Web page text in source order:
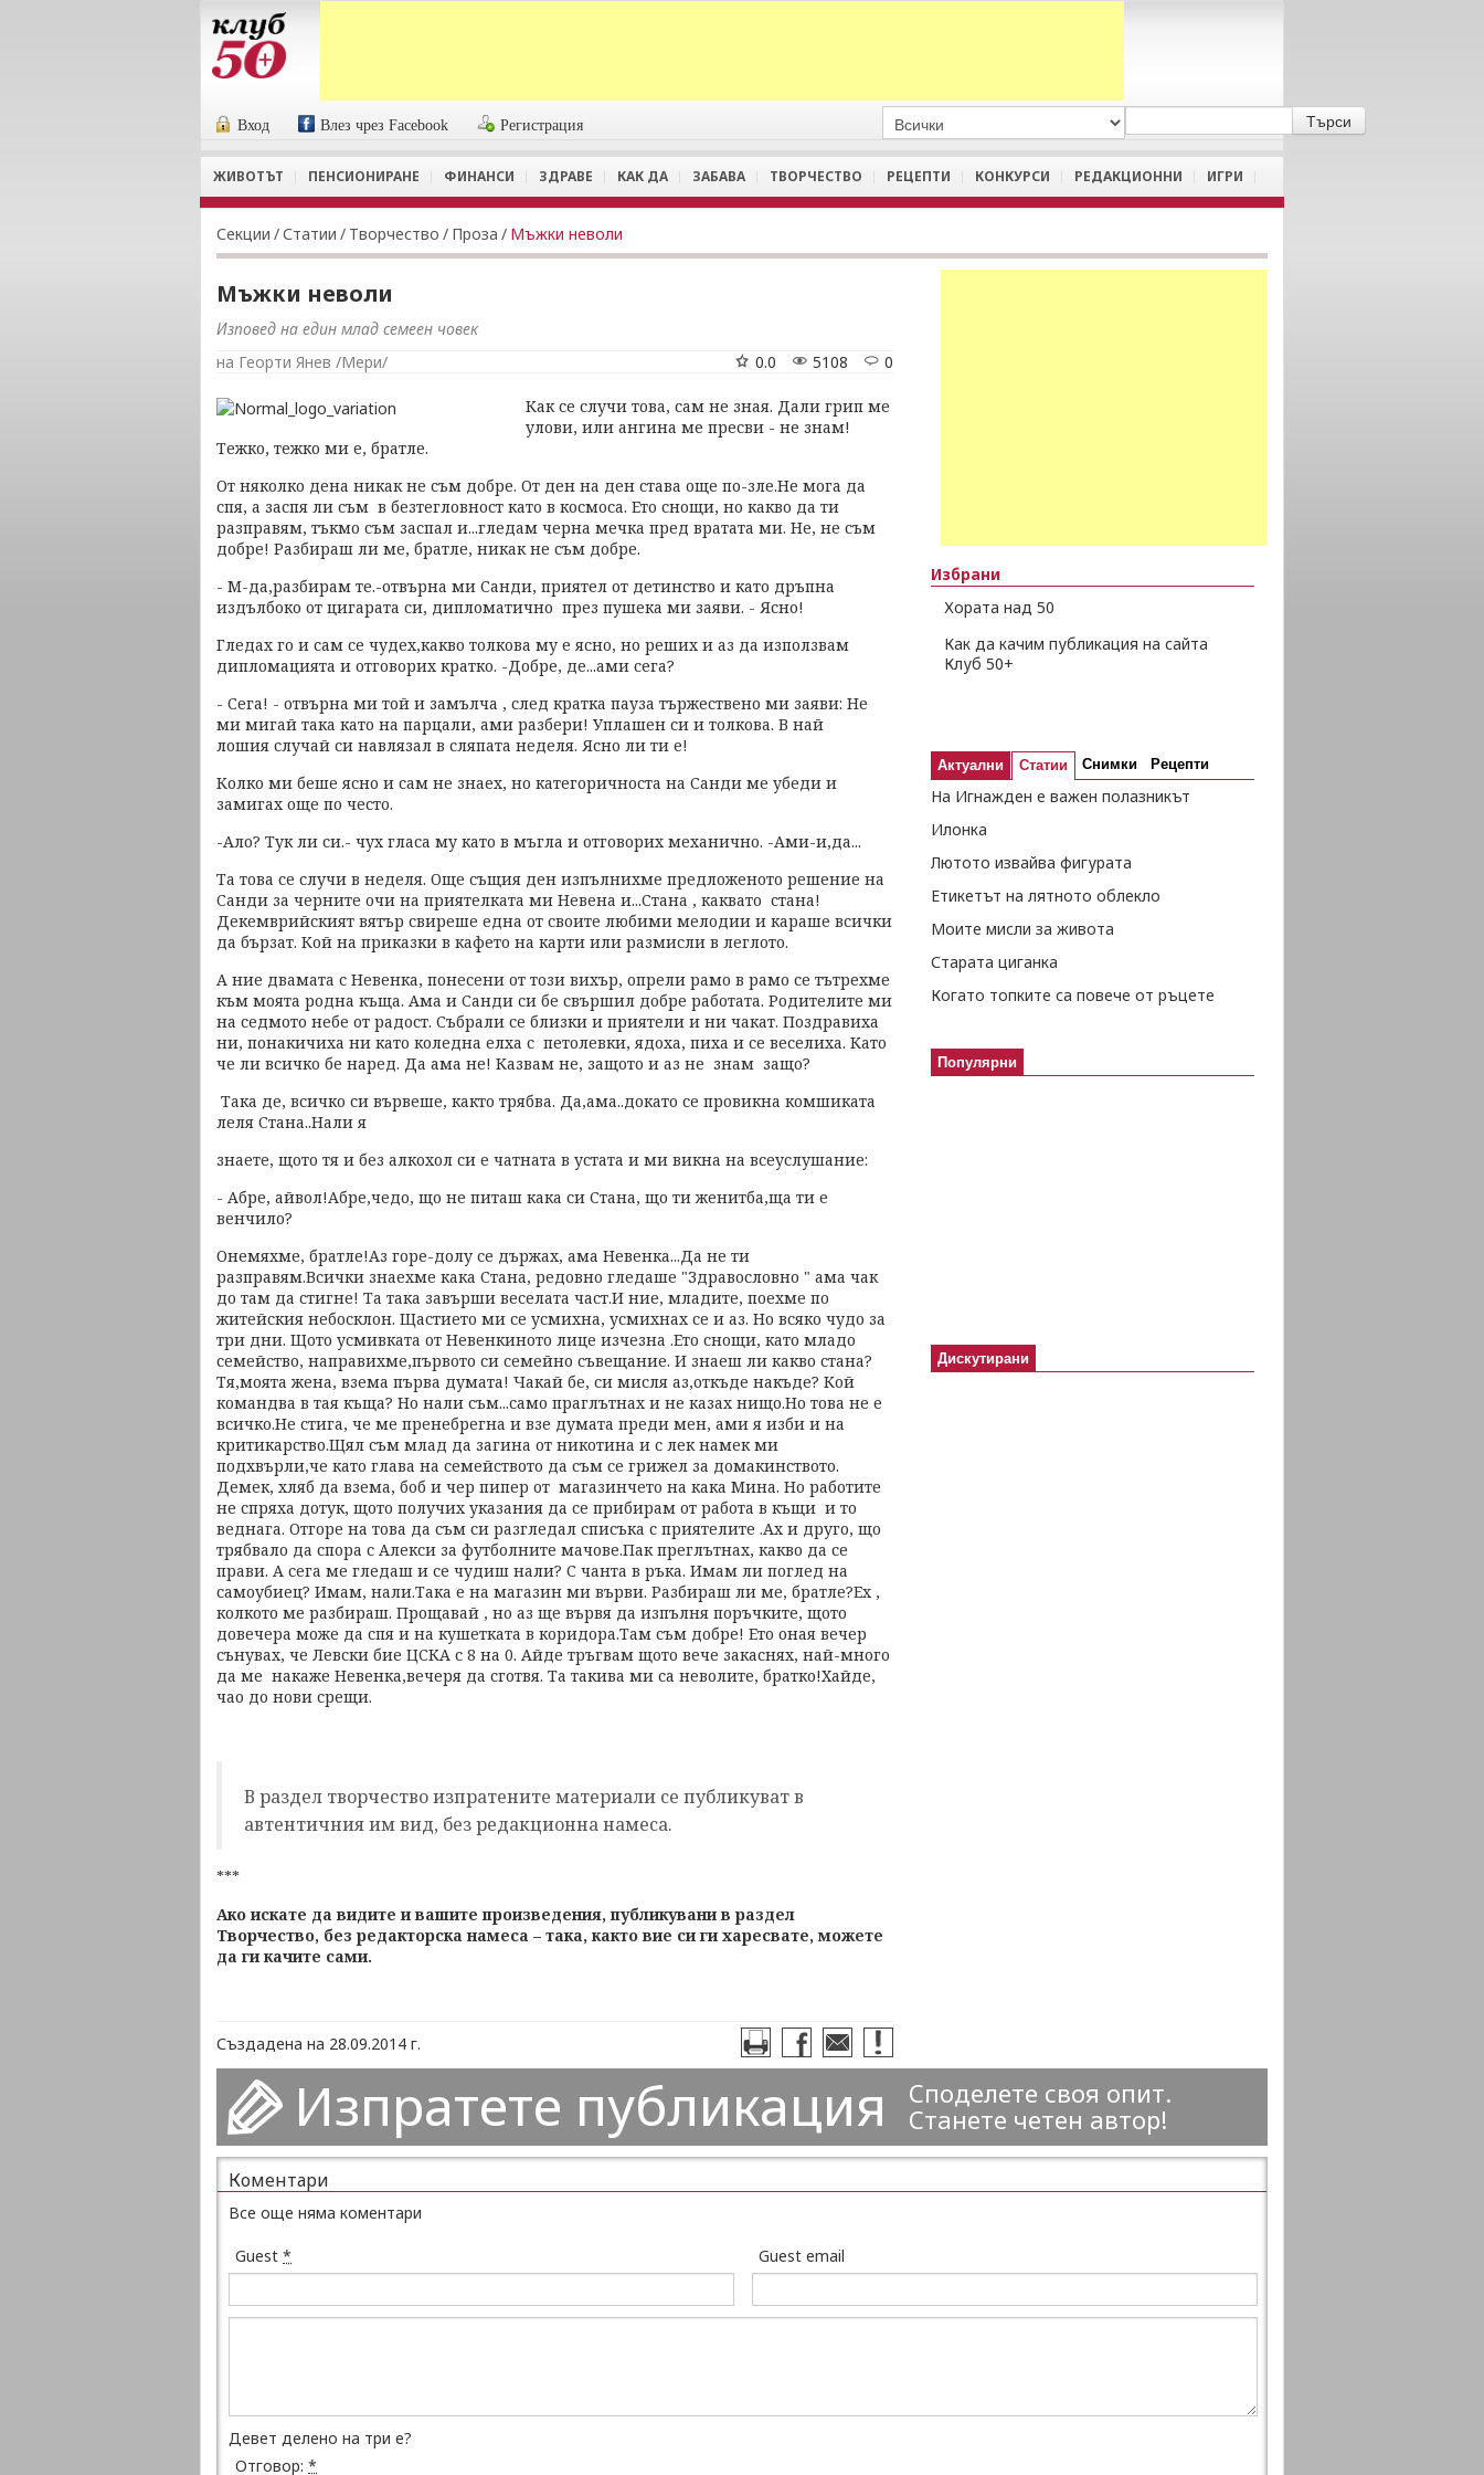
Вход Влез чрез Facebook Регистрация
ЖИВОТЪТ ПЕНСИОНИРАНЕ ФИНАНСИ ЗДРАВЕ КАК ДА ЗАБАВА ТВОРЧЕСТВО РЕЦЕПТИ КОНКУРСИ РЕДАКЦИОННИ ИГРИ
Секции /Статии / Творчество / Проза / Мъжки неволи
Мъжки неволи
Изповед на един млад семеен човек
на Георти Янев /Мери/
0
5108
0.0
Как се случи това, сам не зная. Дали грип ме
улови, или ангина ме пресви - не знам!
Тежко, тежко ми е, братле.
От няколко дена никак не съм добре. От ден на ден става още по-зле.Не мога да
спя, а заспя ли съм в безтегловност като в космоса. Ето снощи, но какво да ти
разправям, тъкмо съм заспал и...гледам черна мечка пред вратата ми. Не, не съм
добре! Разбираш ли ме, братле, никак не съм добре.
- М-да,разбирам те.-отвърна ми Санди, приятел от детинство и като дръпна
издълбоко от цигарата си, дипломатично през пушека ми заяви. - Ясно!
Гледах го и сам се чудех,какво толкова му е ясно, но реших и аз да използвам
дипломацията и отговорих кратко. -Добре, де...ами сега?
- Сега! - отвърна ми той и замълча , след кратка пауза тържествено ми заяви: Не
ми мигай така като на парцали, ами разбери! Уплашен си и толкова. В най
лошия случай си навлязал в сляпата неделя. Ясно ли ти е!
Колко ми беше ясно и сам не знаех, но категоричноста на Санди ме убеди и
замигах още по често.
-Ало? Тук ли си.- чух гласа му като в мъгла и отговорих механично. -Ами-и,да...
Та това се случи в неделя. Още същия ден изпълнихме предложеното решение на
Санди за черните очи на приятелката ми Невена и...Стана , каквато стана!
Декемврийският вятър свиреше една от своите любими мелодии и караше всички
да бързат. Кой на приказки в кафето на карти или размисли в леглото.
А ние двамата с Невенка, понесени от този вихър, опрели рамо в рамо се тътрехме
към моята родна къща. Ама и Санди си бе свършил добре работата. Родителите ми
на седмото небе от радост. Събрали се близки и приятели и ни чакат. Поздравиха
ни, понакичиха ни като коледна елха с петолевки, ядоха, пиха и се веселиха. Като
че ли всичко бе наред. Да ама не! Казвам не, защото и аз не знам защо?
Така де, всичко си вървеше, както трябва. Да,ама..докато се провикна комшиката
леля Стана..Нали я
знаете, щото тя и без алкохол си е чатната в устата и ми викна на всеуслушание:
- Абре, айвол!Абре,чедо, що не питаш кака си Стана, що ти женитба,ща ти е
венчило?
Онемяхме, братле!Аз горе-долу се държах, ама Невенка...Да не ти
разправям.Всички знаехме кака Стана, редовно гледаше "Здравословно " ама чак
до там да стигне! Та така завърши веселата част.И ние, младите, поехме по
житейския небосклон. Щастието ми се усмихна, усмихнах се и аз. Но всяко чудо за
три дни. Щото усмивката от Невенкиното лице изчезна .Ето снощи, като младо
семейство, направихме,първото си семейно съвещание. И знаеш ли какво стана?
Тя,моята жена, взема първа думата! Чакай бе, си мисля аз,откъде накъде? Кой
командва в тая къща? Но нали съм...само праглътнах и не казах нищо.Но това не е
всичко.Не стига, че ме пренебрегна и взе думата преди мен, ами я изби и на
критикарство.Щял съм млад да загина от никотина и с лек намек ми
подхвърли,че като глава на семейството да съм се грижел за домакинството.
Демек, хляб да взема, боб и чер пипер от магазинчето на кака Мина. Но работите
не спряха дотук, щото получих указания да се прибирам от работа в къщи и то
веднага. Отгоре на това да съм си разгледал списъка с приятелите .Ах и друго, що
трябвало да спора с Алекси за футболните мачове.Пак преглътнах, какво да се
прави. А сега ме гледаш и се чудиш нали? С чанта в ръка. Имам ли поглед на
самоубиец? Имам, нали.Така е на магазин ми върви. Разбираш ли ме, братле?Ех ,
колкото ме разбираш. Прощавай , но аз ще вървя да изпълня поръчките, щото
довечера може да спя и на кушетката в коридора.Там съм добре! Ето оная вечер
сънувах, че Левски бие ЦСКА с 8 на 0. Айде тръгвам щото вече закаснях, най-много
да ме накаже Невенка,вечеря да сготвя. Та такива ми са неволите, братко!Хайде,
чао до нови срещи.
В раздел творчество изпратените материали се публикуват в
автентичния им вид, без редакционна намеса.
***
Ако искате да видите и вашите произведения, публикувани в раздел
Творчество, без редакторска намеса – така, както вие си ги харесвате, можете
да ги качите сами.
Създадена на 28.09.2014 г.
Избрани
Хората над 50
Как да качим публикация на сайта
Клуб 50+
Актуални Статии Снимки Рецепти
На Игнажден е важен полазникът
Илонка
Лютото извайва фигурата
Етикетът на лятното облекло
Моите мисли за живота
Старата циганка
Когато топките са повече от ръцете
Популярни
Дискутирани
Изпратете публикация
Споделете своя опит.
Станете четен автор!
Коментари
Все още няма коментари
Guest * Guest email
Девет делено на три е?
Отговор: *